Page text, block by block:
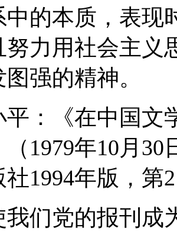
中的本质，表现
努力用社会主义
强的精神。
《在中国文
1979年10月
社1994年版，第
党的报刊成